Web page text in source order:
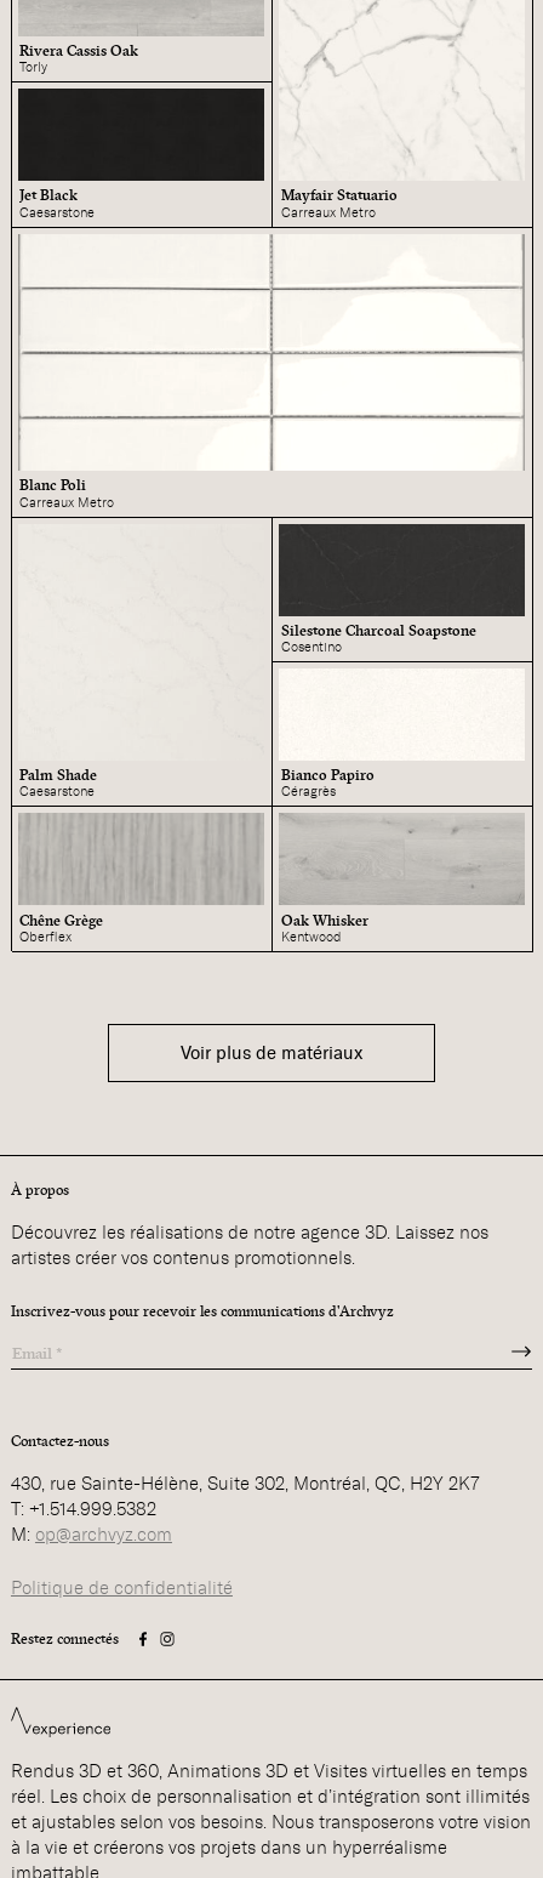
Rivera Cassis Oak
Torly
Mayfair Statuario
Carreaux Metro
Jet Black
Caesarstone
Blanc Poli
Carreaux Metro
Palm Shade
Caesarstone
Silestone Charcoal Soapstone
Cosentino
Bianco Papiro
Céragrès
Chêne Grège
Oberflex
Oak Whisker
Kentwood
Voir plus de matériaux
À propos
Découvrez les réalisations de notre agence 3D. Laissez nos
artistes créer vos contenus promotionnels.
Inscrivez-vous pour recevoir les communications d'Archvyz
Contactez-nous
430, rue Sainte-Hélène, Suite 302, Montréal, QC, H2Y 2K7
T: +1.514.999.5382
M: op@archvyz.com
Politique de confidentialité
Restez connectés
Rendus 3D et 360, Animations 3D et Visites virtuelles en temps
réel. Les choix de personnalisation et d’intégration sont illimités
et ajustables selon vos besoins. Nous transposerons votre vision
à la vie et créerons vos projets dans un hyperréalisme
imbattable.